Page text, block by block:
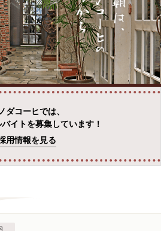
g
a
t
i
o
n
ダコーヒでは、
イトを募集しています！
用情報を見る